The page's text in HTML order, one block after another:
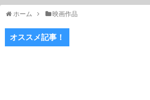
ホーム 映画作品
オススメ記事！